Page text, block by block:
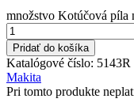
množstvo Kotúčová píla
Pridať do košíka
Katalógové číslo: 5143R
Makita
Pri tomto produkte